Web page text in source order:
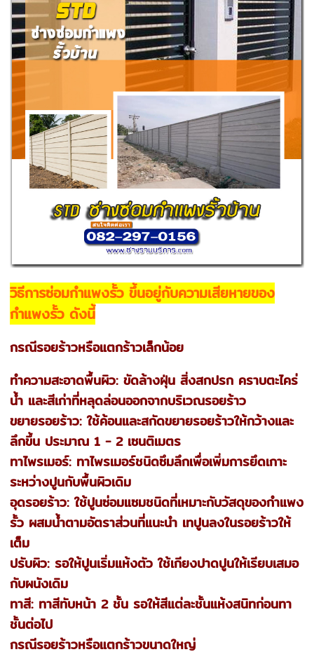
วิธีการซ่อมกำแพงรั้ว ขึ้นอยู่กับความเสียหายของ
กำแพงรั้ว ดังนี้
กรณีรอยร้าวหรือแตกร้าวเล็กน้อย
ทำความสะอาดพื้นผิว: ขัดล้างฝุ่น สิ่งสกปรก คราบตะไคร่
น้ำ และสีเก่าที่หลุดล่อนออกจากบริเวณรอยร้าว
ขยายรอยร้าว: ใช้ค้อนและสกัดขยายรอยร้าวให้กว้างและ
ลึกขึ้น ประมาณ 1 - 2 เซนติเมตร
ทาไพรเมอร์: ทาไพรเมอร์ชนิดซึมลึกเพื่อเพิ่มการยึดเกาะ
ระหว่างปูนกับพื้นผิวเดิม
อุดรอยร้าว: ใช้ปูนซ่อมแซมชนิดที่เหมาะกับวัสดุของกำแพง
รั้ว ผสมน้ำตามอัตราส่วนที่แนะนำ เทปูนลงในรอยร้าวให้
เต็ม
ปรับผิว: รอให้ปูนเริ่มแห้งตัว ใช้เกียงปาดปูนให้เรียบเสมอ
กับผนังเดิม
ทาสี: ทาสีทับหน้า 2 ชั้น รอให้สีแต่ละชั้นแห้งสนิทก่อนทา
ชั้นต่อไป
กรณีรอยร้าวหรือแตกร้าวขนาดใหญ่